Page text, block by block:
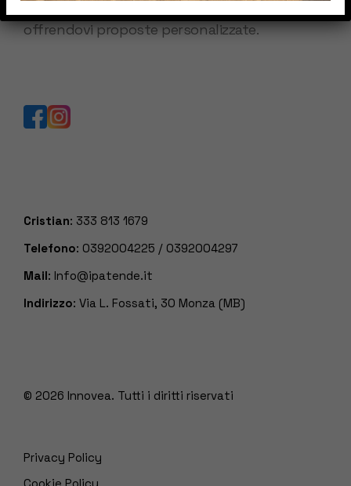
offrendovi proposte personalizzate.
Cristian: 333 813 1679
Telefono: 0392004225 / 0392004297
Mail: Info@ipatende.it
Indirizzo: Via L. Fossati, 30 Monza (MB)
© 2026 Innovea. Tutti i diritti riservati
Privacy Policy